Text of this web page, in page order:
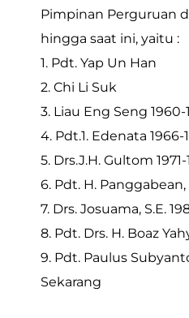
Pimpinan Perguruan
hingga saat ini, yaitu :
1. Pdt. Yap Un Han
2. Chi Li Suk
3. Liau Eng Seng 1960-
4. Pdt.1. Edenata 1966-
5. Drs.J.H. Gultom 1971-
6. Pdt. H. Panggabean,
7. Drs. Josuama, S.E.
8. Pdt. Drs. H. Boaz
9. Pdt. Paulus
Sekarang